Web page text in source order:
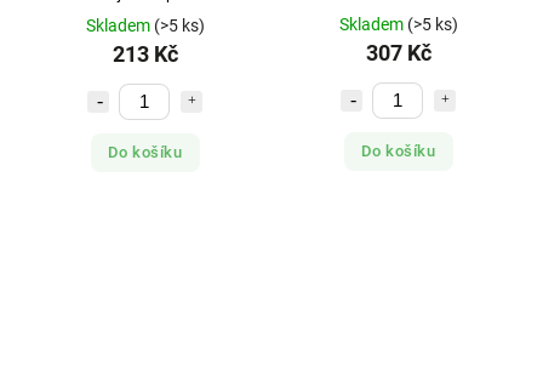
Skladem (>5 ks)
213 Kč
Do košíku
Skladem (>5 ks)
307 Kč
Do košíku